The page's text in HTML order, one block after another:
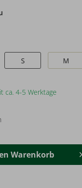
S M
ca. 4-5 Werktage
Warenkorb